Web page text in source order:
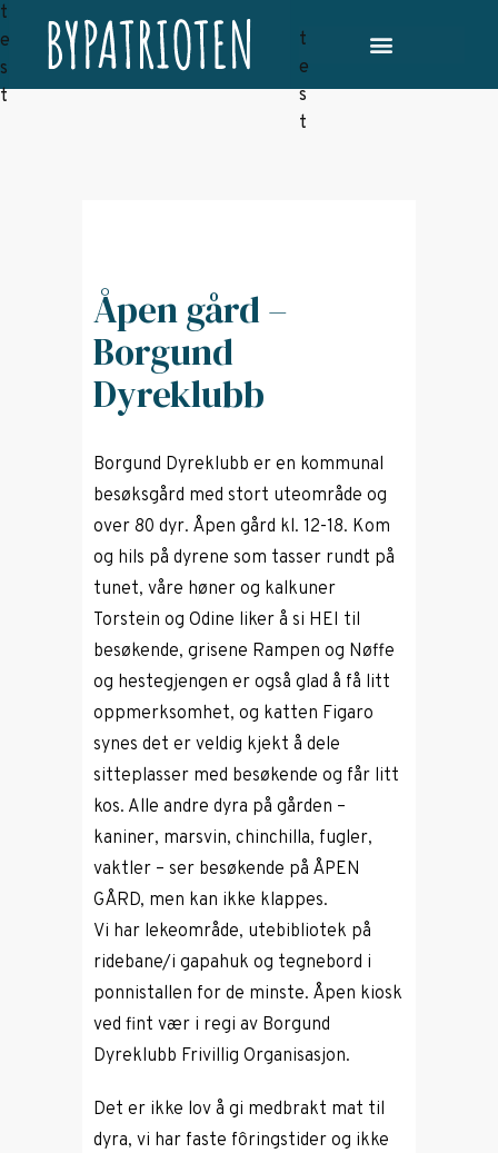
Åpen gård –
Borgund
Dyreklubb
Borgund Dyreklubb er en kommunal
besøksgård med stort uteområde og
over 80 dyr. Åpen gård kl. 12-18. Kom
og hils på dyrene som tasser rundt på
tunet, våre høner og kalkuner
Torstein og Odine liker å si HEI til
besøkende, grisene Rampen og Nøffe
og hestegjengen er også glad å få litt
oppmerksomhet, og katten Figaro
synes det er veldig kjekt å dele
sitteplasser med besøkende og får litt
kos. Alle andre dyra på gården –
kaniner, marsvin, chinchilla, fugler,
vaktler – ser besøkende på ÅPEN
GÅRD, men kan ikke klappes.
Vi har lekeområde, utebibliotek på
ridebane/i gapahuk og tegnebord i
ponnistallen for de minste. Åpen kiosk
ved fint vær i regi av Borgund
Dyreklubb Frivillig Organisasjon.
Det er ikke lov å gi medbrakt mat til
dyra, vi har faste fôringstider og ikke